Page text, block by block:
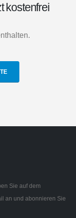
kostenfrei
Sie auf dem
an und abonnieren Sie